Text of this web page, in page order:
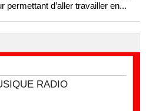
permettant d’aller travailler en...
RADIO